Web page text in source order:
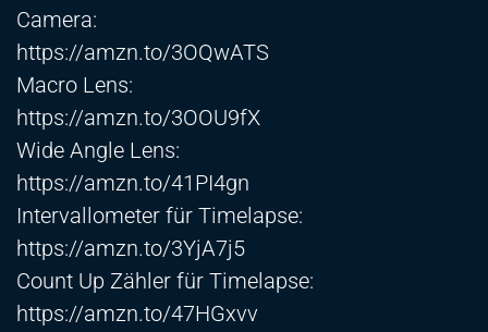
Camera:
https://amzn.to/3OQwATS
Macro Lens:
https://amzn.to/3OOU9fX
Wide Angle Lens:
https://amzn.to/41PI4gn
Intervallometer für Timelapse:
https://amzn.to/3YjA7j5
Count Up Zähler für Timelapse:
https://amzn.to/47HGxvv